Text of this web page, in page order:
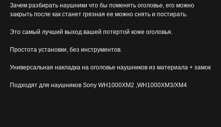
Зачем разбирать наушники что бы поменять оголовье, его можно
закрыть после как станет грязная ее можно снять и постирать.
Это самый лучший выход вашей потертой коже оголовья.
Простота установки, без инструментов.
Универсальная накладка на оголовье наушников из материала + замок
Подходят для наушников Sony WH1000XM2 ,WH1000XM3/XM4